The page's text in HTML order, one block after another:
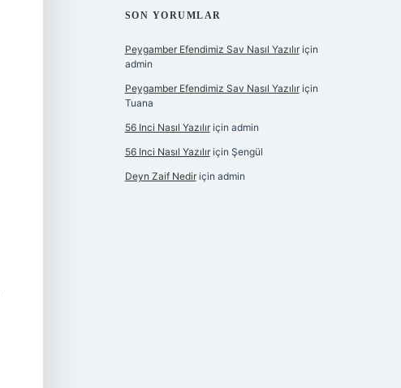
SON YORUMLAR
Peygamber Efendimiz Sav Nasıl Yazılıriçin
admin
Peygamber Efendimiz Sav Nasıl Yazılıriçin
Tuana
56 Inci Nasıl Yazılıriçin admin
56 Inci Nasıl Yazılıriçin Şengül
Deyn Zaif Nediriçin admin